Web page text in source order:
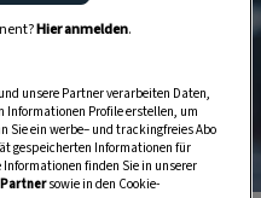
Hier anmelden.
unsere Partner verarbeiten Daten,
Profile erstellen, um
Sie ein werbe– und trackingfreies Abo
gespeicherten Informationen für
finden Sie in unserer
sowie in den Cookie-